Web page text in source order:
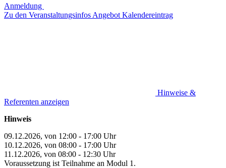
Anmeldung
Zu den Veranstaltungsinfos Angebot Kalendereintrag
Hinweise &
Referenten anzeigen
Hinweis
09.12.2026, von 12:00 - 17:00 Uhr
10.12.2026, von 08:00 - 17:00 Uhr
11.12.2026, von 08:00 - 12:30 Uhr
Voraussetzung ist Teilnahme an Modul 1.